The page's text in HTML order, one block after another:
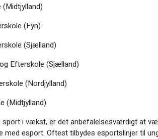
(Fyn)
(Sjælland)
Efterskole (Sjælland)
(Nordjylland)
(Midtjylland)
sport i vækst, er det anbefalelsesværdigt at
med esport. Oftest tilbydes esportslinjer til